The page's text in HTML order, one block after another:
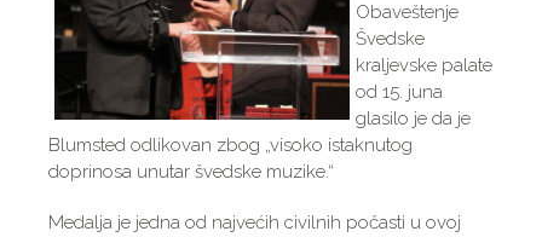
Obaveštenje
Švedske
kraljevske palate
od 15. juna
glasilo je da je
Blumsted odlikovan zbog „visoko istaknutog
doprinosa unutar švedske muzike.“
Medalja je jedna od najvećih civilnih počasti u ovoj